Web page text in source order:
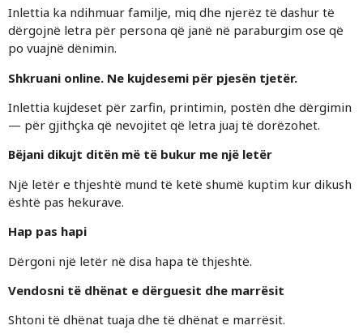
Inlettia ka ndihmuar familje, miq dhe njerëz të dashur të
dërgojnë letra për persona që janë në paraburgim ose që
po vuajnë dënimin.
Shkruani online. Ne kujdesemi për pjesën tjetër.
Inlettia kujdeset për zarfin, printimin, postën dhe dërgimin
— për gjithçka që nevojitet që letra juaj të dorëzohet.
Bëjani dikujt ditën më të bukur me një letër
Një letër e thjeshtë mund të ketë shumë kuptim kur dikush
është pas hekurave.
Hap pas hapi
Dërgoni një letër në disa hapa të thjeshtë.
Vendosni të dhënat e dërguesit dhe marrësit
Shtoni të dhënat tuaja dhe të dhënat e marrësit.